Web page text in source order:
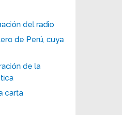
del radio
de Perú, cuya
de la
carta